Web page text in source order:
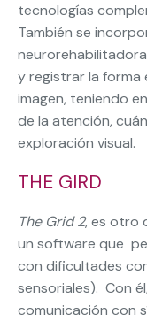
tecnologías
También se
y registrar la forma
imagen, teniendo
de la atención,
exploración visual.
THE GIRD
The Grid 2, es otro
un software que
con dificultades
sensoriales). Con
comunicación con